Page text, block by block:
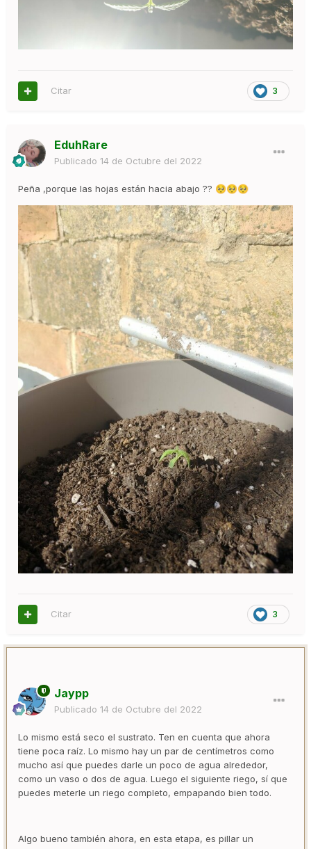
3
Citar
EduhRare
Publicado 14 de Octubre del 2022
Peña ,porque las hojas están hacia abajo ?? 🥺🥺🥺
3
Citar
Jaypp
Publicado 14 de Octubre del 2022
Lo mismo está seco el sustrato. Ten en cuenta que ahora
tiene poca raíz. Lo mismo hay un par de centímetros como
mucho así que puedes darle un poco de agua alrededor,
como un vaso o dos de agua. Luego el siguiente riego, sí que
puedes meterle un riego completo, empapando bien todo.
Algo bueno también ahora, en esta etapa, es pillar un